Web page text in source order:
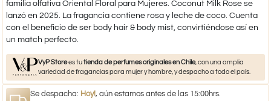
familia olfativa Oriental Floral para Mujeres. Coconut Milk Rose se
lanzó en 2025. La fragancia contiene rosa y leche de coco. Cuenta
con el beneficio de ser body hair & body mist, convirtiéndose así en
un match perfecto.
VyP Storees tutienda de perfumes originales en Chile, con una amplia
variedad de fragancias para mujer y hombre, y despacho a todo el país.
Se despacha: Hoy!, aún estamos antes de las 15:00hrs.